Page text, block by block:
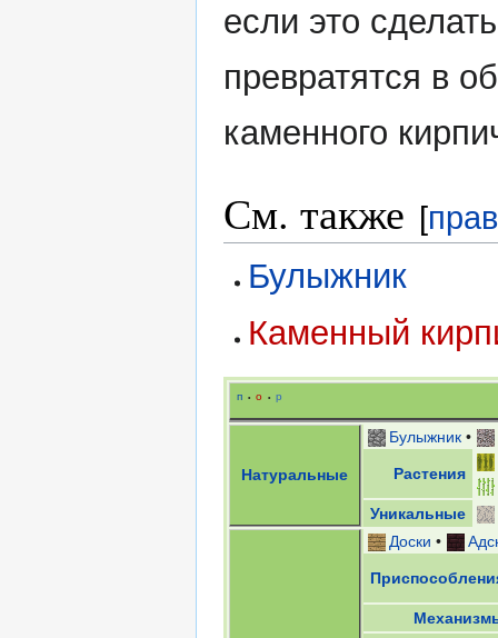
если это
превратятся в
каменного
См. также [
Булыжник
Каменный
п • о • р
Натуральные
Булыжник •
Растения
Уникальные
Доски •